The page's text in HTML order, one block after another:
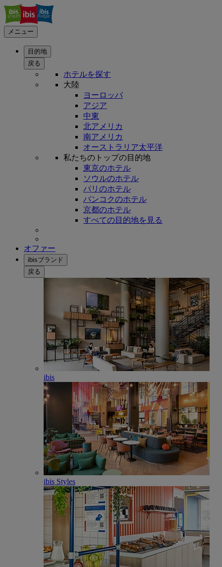
メニュー
目的地
戻る
ホテルを探す
大陸
ヨーロッパ
アジア
中東
北アメリカ
南アメリカ
オーストラリア太平洋
私たちのトップの目的地
東京のホテル
ソウルのホテル
パリのホテル
バンコクのホテル
京都のホテル
すべての目的地を見る
オファー
ibisブランド
戻る
ibis
ibis Styles